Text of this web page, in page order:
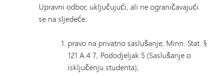
Upravni odbor, uključujući, ali ne ograničavajući
se na sljedeće:
pravo na privatno saslušanje, Minn. Stat. §
121 A.4 7, Pododjeljak 5 (Saslušanje o
isključenju studenta);